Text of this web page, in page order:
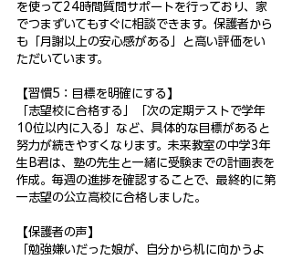
を使って24時間質問サポートを行っており、家
でつまずいてもすぐに相談できます。保護者から
も「月謝以上の安心感がある」と高い評価をい
ただいています。
【習慣5：目標を明確にする】
「志望校に合格する」「次の定期テストで学年
10位以内に入る」など、具体的な目標があると
努力が続きやすくなります。未来教室の中学3年
生B君は、塾の先生と一緒に受験までの計画表を
作成。毎週の進捗を確認することで、最終的に第
一志望の公立高校に合格しました。
【保護者の声】
「勉強嫌いだった娘が、自分から机に向かうよ